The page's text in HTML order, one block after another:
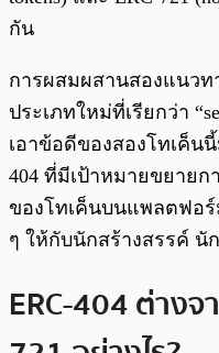
กัน
การผสมผสานสองแนวท
ประเภทใหม่ที่เรียกว่า
เอาข้อดีของสองโทเค็น
404 ที่มีเป้าหมายขยาย
ของโทเค็นบนแพลตฟอร์
ๆ ให้กับนักสร้างสรรค์
ERC-404 ต่างจ